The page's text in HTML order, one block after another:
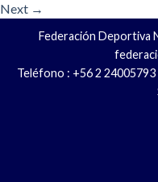
Next →
Federación Deportiva
Teléfono : +56 2